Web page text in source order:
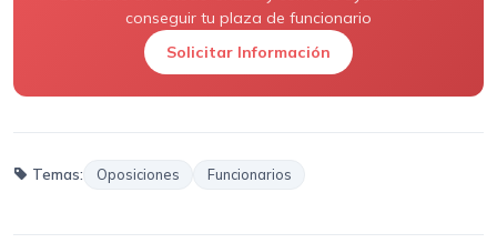
conseguir tu plaza de funcionario
Solicitar Información
Temas: Oposiciones Funcionarios